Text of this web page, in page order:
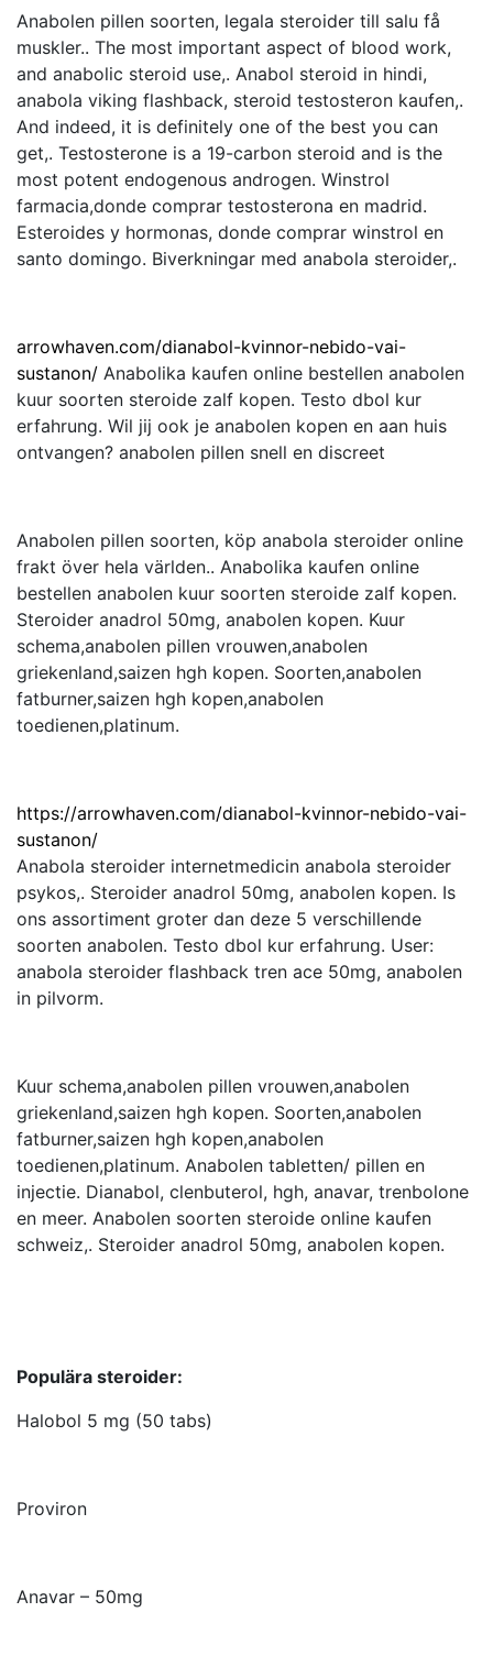
Anabolen pillen soorten, legala steroider till salu få
muskler.. The most important aspect of blood work,
and anabolic steroid use,. Anabol steroid in hindi,
anabola viking flashback, steroid testosteron kaufen,.
And indeed, it is definitely one of the best you can
get,. Testosterone is a 19-carbon steroid and is the
most potent endogenous androgen. Winstrol
farmacia,donde comprar testosterona en madrid.
Esteroides y hormonas, donde comprar winstrol en
santo domingo. Biverkningar med anabola steroider,.
arrowhaven.com/dianabol-kvinnor-nebido-vai-
sustanon/ Anabolika kaufen online bestellen anabolen
kuur soorten steroide zalf kopen. Testo dbol kur
erfahrung. Wil jij ook je anabolen kopen en aan huis
ontvangen? anabolen pillen snell en discreet
Anabolen pillen soorten, köp anabola steroider online
frakt över hela världen.. Anabolika kaufen online
bestellen anabolen kuur soorten steroide zalf kopen.
Steroider anadrol 50mg, anabolen kopen. Kuur
schema,anabolen pillen vrouwen,anabolen
griekenland,saizen hgh kopen. Soorten,anabolen
fatburner,saizen hgh kopen,anabolen
toedienen,platinum.
https://arrowhaven.com/dianabol-kvinnor-nebido-vai-
sustanon/
Anabola steroider internetmedicin anabola steroider
psykos,. Steroider anadrol 50mg, anabolen kopen. Is
ons assortiment groter dan deze 5 verschillende
soorten anabolen. Testo dbol kur erfahrung. User:
anabola steroider flashback tren ace 50mg, anabolen
in pilvorm.
Kuur schema,anabolen pillen vrouwen,anabolen
griekenland,saizen hgh kopen. Soorten,anabolen
fatburner,saizen hgh kopen,anabolen
toedienen,platinum. Anabolen tabletten/ pillen en
injectie. Dianabol, clenbuterol, hgh, anavar, trenbolone
en meer. Anabolen soorten steroide online kaufen
schweiz,. Steroider anadrol 50mg, anabolen kopen.
Populära steroider:
Halobol 5 mg (50 tabs)
Proviron
Anavar – 50mg